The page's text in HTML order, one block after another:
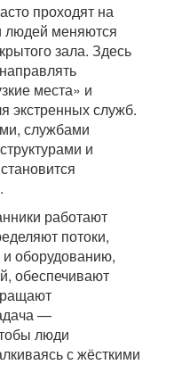
проходят на
людей меняются
зала. Здесь
места» и
экстренных служб.
службами
и
работают
потоки,
и оборудованию,
обеспечивают
—
люди
с жёсткими